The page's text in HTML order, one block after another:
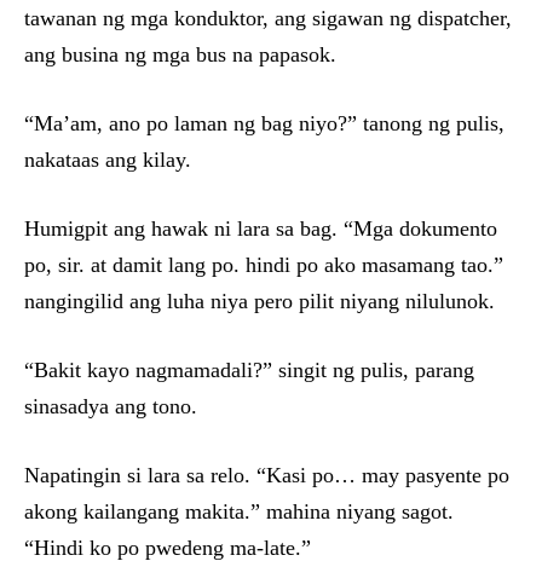
tawanan ng mga konduktor, ang sigawan ng dispatcher,
ang busina ng mga bus na papasok.
“Ma’am, ano po laman ng bag niyo?” tanong ng pulis,
nakataas ang kilay.
Humigpit ang hawak ni lara sa bag. “Mga dokumento
po, sir. at damit lang po. hindi po ako masamang tao.”
nangingilid ang luha niya pero pilit niyang nilulunok.
“Bakit kayo nagmamadali?” singit ng pulis, parang
sinasadya ang tono.
Napatingin si lara sa relo. “Kasi po… may pasyente po
akong kailangang makita.” mahina niyang sagot.
“Hindi ko po pwedeng ma-late.”